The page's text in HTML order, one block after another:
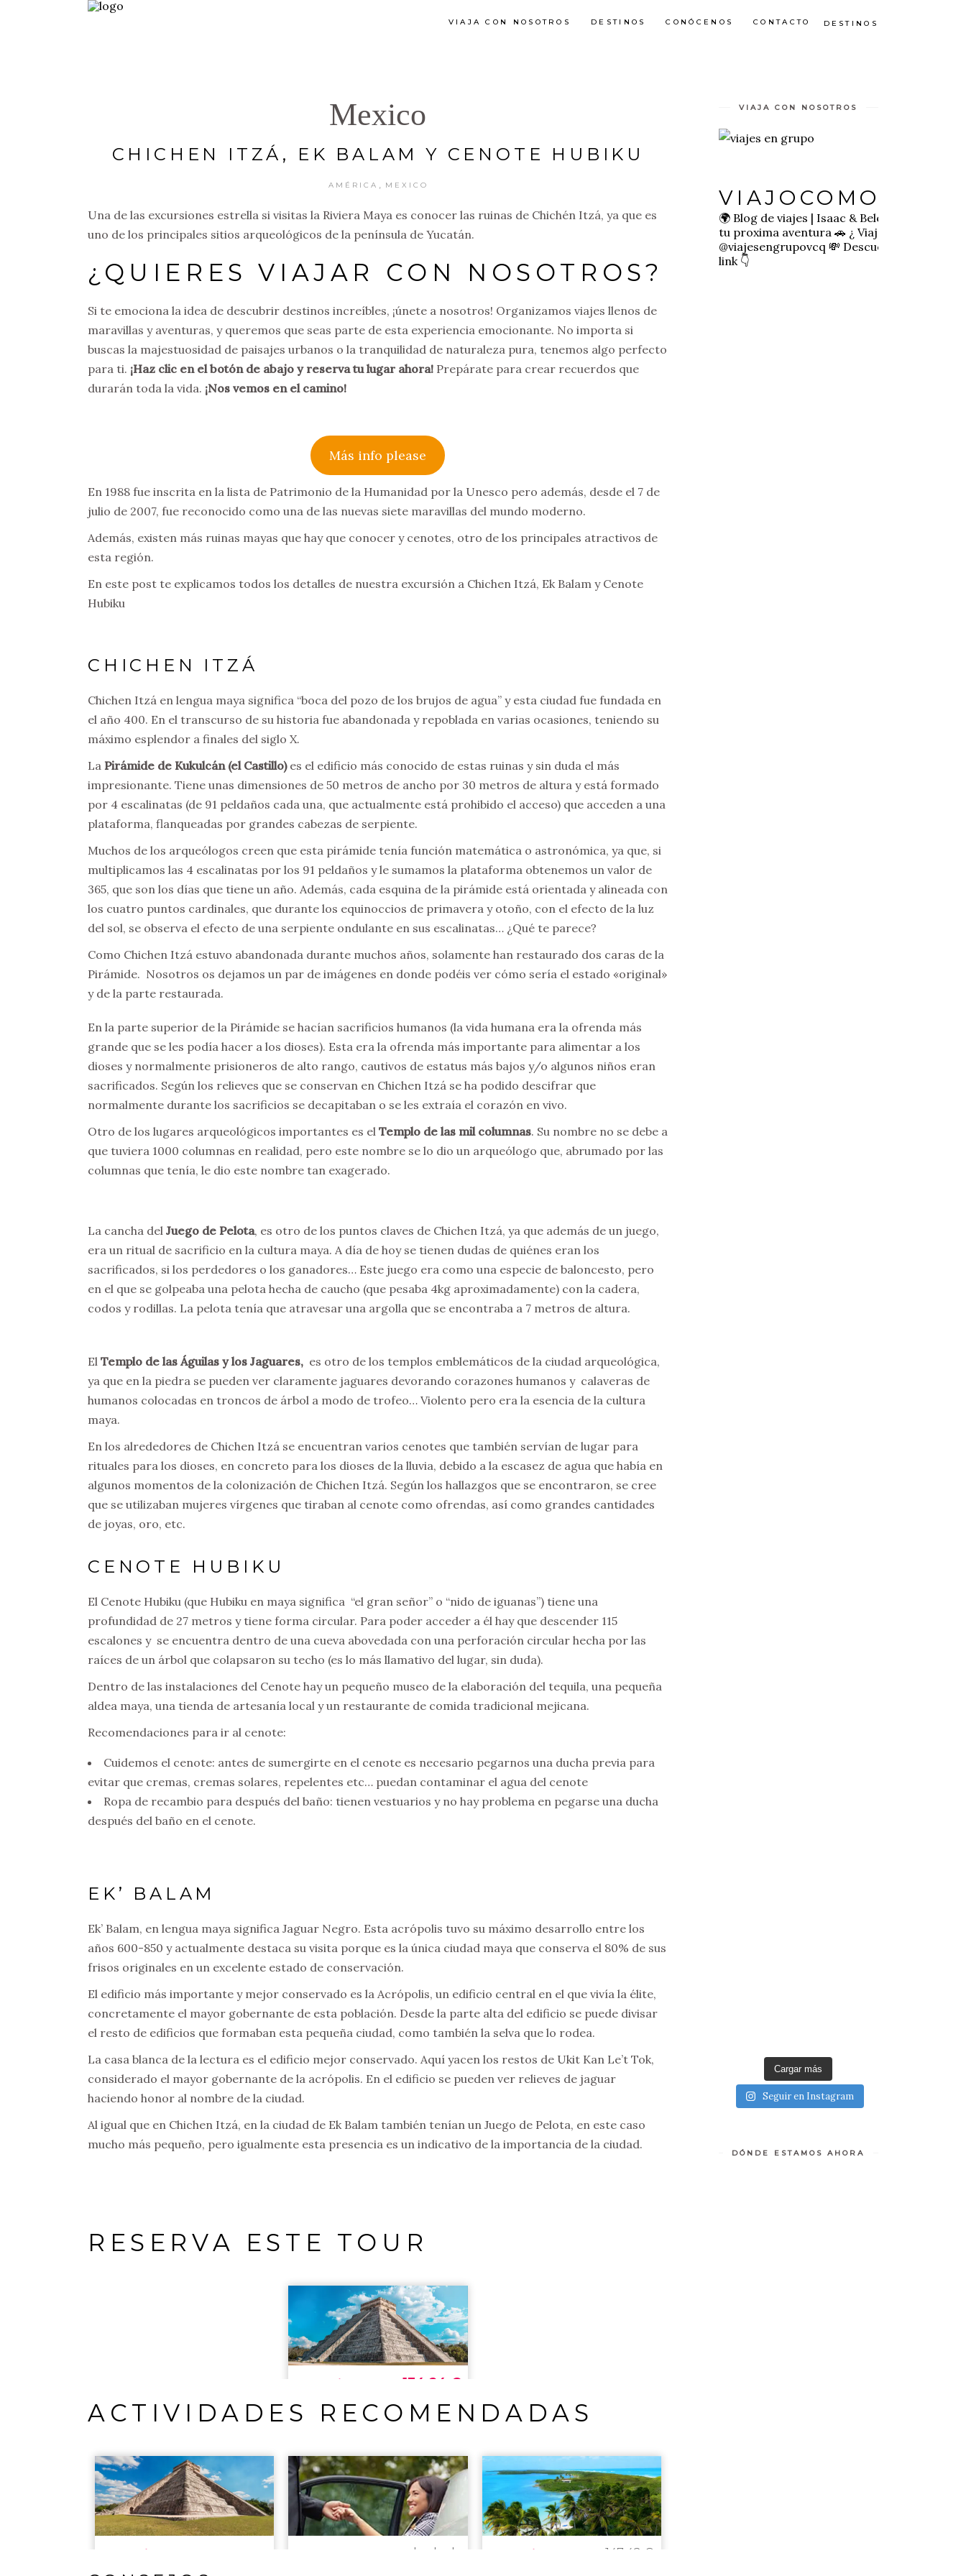
VIAJA CON NOSOTROS DESTINOS CONÓCENOS CONTACTO DESTINOS
Mexico
CHICHEN ITZÁ, EK BALAM Y CENOTE HUBIKU
AMÉRICA MEXICO
Una de las excursiones estrella si visitas la Riviera Maya es conocer las ruinas de Chichén Itzá, ya que es
uno de los principales sitios arqueológicos de la península de Yucatán.
¿QUIERES VIAJAR CON NOSOTROS?
Si te emociona la idea de descubrir destinos increíbles, ¡únete a nosotros! Organizamos viajes llenos de
maravillas y aventuras, y queremos que seas parte de esta experiencia emocionante. No importa si
buscas la majestuosidad de paisajes urbanos o la tranquilidad de naturaleza pura, tenemos algo perfecto
para ti. ¡Haz clic en el botón de abajo y reserva tu lugar ahora! Prepárate para crear recuerdos que
durarán toda la vida. ¡Nos vemos en el camino!
Más info please
En 1988 fue inscrita en la lista de Patrimonio de la Humanidad por la Unesco pero además, desde el 7 de
julio de 2007, fue reconocido como una de las nuevas siete maravillas del mundo moderno.
Además, existen más ruinas mayas que hay que conocer y cenotes, otro de los principales atractivos de
esta región.
En este post te explicamos todos los detalles de nuestra excursión a Chichen Itzá, Ek Balam y Cenote
Hubiku
CHICHEN ITZÁ
Chichen Itzá en lengua maya significa “boca del pozo de los brujos de agua” y esta ciudad fue fundada en
el año 400. En el transcurso de su historia fue abandonada y repoblada en varias ocasiones, teniendo su
máximo esplendor a finales del siglo X.
La Pirámide de Kukulcán (el Castillo)es el edificio más conocido de estas ruinas y sin duda el más
impresionante. Tiene unas dimensiones de 50 metros de ancho por 30 metros de altura y está formado
por 4 escalinatas (de 91 peldaños cada una, que actualmente está prohibido el acceso) que acceden a una
plataforma, flanqueadas por grandes cabezas de serpiente.
Muchos de los arqueólogos creen que esta pirámide tenía función matemática o astronómica, ya que, si
multiplicamos las 4 escalinatas por los 91 peldaños y le sumamos la plataforma obtenemos un valor de
365, que son los días que tiene un año. Además, cada esquina de la pirámide está orientada y alineada con
los cuatro puntos cardinales, que durante los equinoccios de primavera y otoño, con el efecto de la luz
del sol, se observa el efecto de una serpiente ondulante en sus escalinatas… ¿Qué te parece?
Como Chichen Itzá estuvo abandonada durante muchos años, solamente han restaurado dos caras de la
Pirámide. Nosotros os dejamos un par de imágenes en donde podéis ver cómo sería el estado «original»
y de la parte restaurada.
En la parte superior de la Pirámide se hacían sacrificios humanos (la vida humana era la ofrenda más
grande que se les podía hacer a los dioses). Esta era la ofrenda más importante para alimentar a los
dioses y normalmente prisioneros de alto rango, cautivos de estatus más bajos y/o algunos niños eran
sacrificados. Según los relieves que se conservan en Chichen Itzá se ha podido descifrar que
normalmente durante los sacrificios se decapitaban o se les extraía el corazón en vivo.
Otro de los lugares arqueológicos importantes es el Templo de las mil columnas. Su nombre no se debe a
que tuviera 1000 columnas en realidad, pero este nombre se lo dio un arqueólogo que, abrumado por las
columnas que tenía, le dio este nombre tan exagerado.
La cancha del Juego de Pelota, es otro de los puntos claves de Chichen Itzá, ya que además de un juego,
era un ritual de sacrificio en la cultura maya. A día de hoy se tienen dudas de quiénes eran los
sacrificados, si los perdedores o los ganadores… Este juego era como una especie de baloncesto, pero
en el que se golpeaba una pelota hecha de caucho (que pesaba 4kg aproximadamente) con la cadera,
codos y rodillas. La pelota tenía que atravesar una argolla que se encontraba a 7 metros de altura.
El Templo de las Águilas y los Jaguares, es otro de los templos emblemáticos de la ciudad arqueológica,
ya que en la piedra se pueden ver claramente jaguares devorando corazones humanos y calaveras de
humanos colocadas en troncos de árbol a modo de trofeo… Violento pero era la esencia de la cultura
maya.
En los alrededores de Chichen Itzá se encuentran varios cenotes que también servían de lugar para
rituales para los dioses, en concreto para los dioses de la lluvia, debido a la escasez de agua que había en
algunos momentos de la colonización de Chichen Itzá. Según los hallazgos que se encontraron, se cree
que se utilizaban mujeres vírgenes que tiraban al cenote como ofrendas, así como grandes cantidades
de joyas, oro, etc.
CENOTE HUBIKU
El Cenote Hubiku (que Hubiku en maya significa “el gran señor” o “nido de iguanas”) tiene una
profundidad de 27 metros y tiene forma circular. Para poder acceder a él hay que descender 115
escalones y se encuentra dentro de una cueva abovedada con una perforación circular hecha por las
raíces de un árbol que colapsaron su techo (es lo más llamativo del lugar, sin duda).
Dentro de las instalaciones del Cenote hay un pequeño museo de la elaboración del tequila, una pequeña
aldea maya, una tienda de artesanía local y un restaurante de comida tradicional mejicana.
Recomendaciones para ir al cenote:
Cuidemos el cenote: antes de sumergirte en el cenote es necesario pegarnos una ducha previa para
evitar que cremas, cremas solares, repelentes etc… puedan contaminar el agua del cenote
Ropa de recambio para después del baño: tienen vestuarios y no hay problema en pegarse una ducha
después del baño en el cenote.
EK’ BALAM
Ek’ Balam, en lengua maya significa Jaguar Negro. Esta acrópolis tuvo su máximo desarrollo entre los
años 600-850 y actualmente destaca su visita porque es la única ciudad maya que conserva el 80% de sus
frisos originales en un excelente estado de conservación.
El edificio más importante y mejor conservado es la Acrópolis, un edificio central en el que vivía la élite,
concretamente el mayor gobernante de esta población. Desde la parte alta del edificio se puede divisar
el resto de edificios que formaban esta pequeña ciudad, como también la selva que lo rodea.
La casa blanca de la lectura es el edificio mejor conservado. Aquí yacen los restos de Ukit Kan Le’t Tok,
considerado el mayor gobernante de la acrópolis. En el edificio se pueden ver relieves de jaguar
haciendo honor al nombre de la ciudad.
Al igual que en Chichen Itzá, en la ciudad de Ek Balam también tenían un Juego de Pelota, en este caso
mucho más pequeño, pero igualmente esta presencia es un indicativo de la importancia de la ciudad.
RESERVA ESTE TOUR
ACTIVIDADES RECOMENDADAS
VIAJA CON NOSOTROS
🌍 Blog de viajes | Isaac & Belen
tu proxima aventura 🚗 ¿ Viajas sol@? 👉🏻
@viajesengrupovcq 💸 Descuentos y tips en
link 👇
Cargar más
Seguir en Instagram
DÓNDE ESTAMOS AHORA